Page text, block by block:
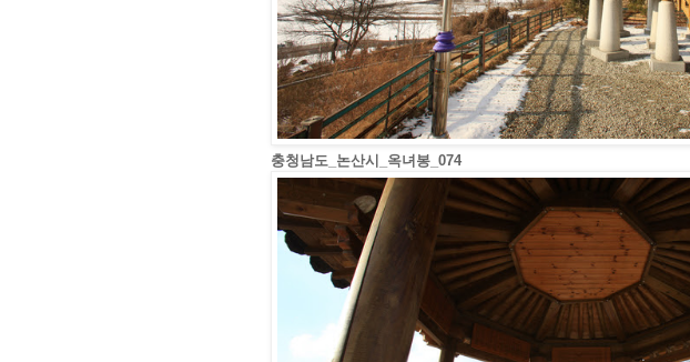
충청남도_논산시_옥녀봉_074